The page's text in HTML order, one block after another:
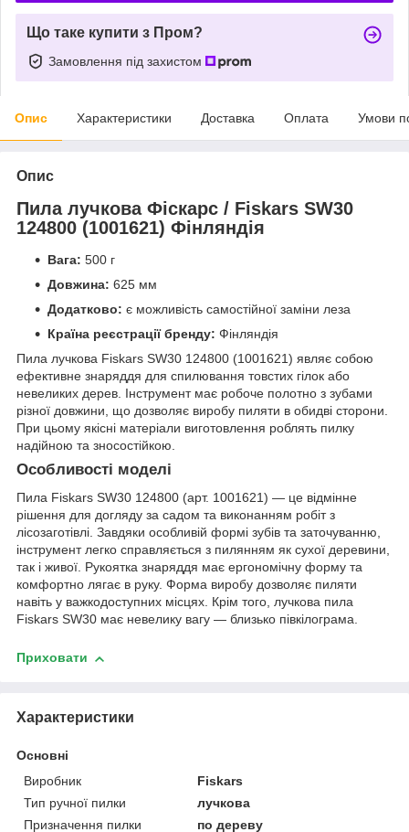
Що таке купити з Пром?
Замовлення під захистом
Опис Характеристики Доставка Оплата Умови
Опис
Пила лучкова Фіскарс / Fiskars SW30
124800 (1001621) Фінляндія
Вага: 500 г
Довжина: 625 мм
Додатково: є можливість самостійної заміни леза
Країна реєстрації бренду: Фінляндія
Пила лучкова Fiskars SW30 124800 (1001621) являє собою
ефективне знаряддя для спилювання товстих гілок або
невеликих дерев. Інструмент має робоче полотно з зубами
різної довжини, що дозволяє виробу пиляти в обидві сторони.
При цьому якісні матеріали виготовлення роблять пилку
надійною та зносостійкою.
Особливості моделі
Пила Fiskars SW30 124800 (арт. 1001621) — це відмінне
рішення для догляду за садом та виконанням робіт з
лісозаготівлі. Завдяки особливій формі зубів та заточуванню,
інструмент легко справляється з пилянням як сухої деревини,
так і живої. Рукоятка знаряддя має ергономічну форму та
комфортно лягає в руку. Форма виробу дозволяє пиляти
навіть у важкодоступних місцях. Крім того, лучкова пила
Fiskars SW30 має невелику вагу — близько півкілограма.
Приховати
Характеристики
Основні
Виробник
Fiskars
Тип ручної пилки
лучкова
Призначення пилки
по дереву